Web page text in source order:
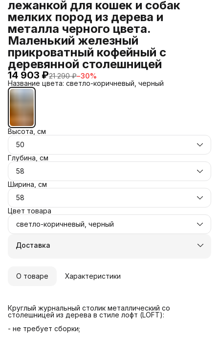
лежанкой для кошек и собак
мелких пород из дерева и
металла черного цвета.
Маленький железный
прикроватный кофейный с
деревянной столешницей
14 903 ₽21 290 ₽−30%
Название цвета: светло-коричневый, черный
Высота, см
50
Глубина, см
58
Ширина, см
58
Цвет товара
светло-коричневый, черный
Доставка
О товаре Характеристики
Круглый журнальный столик металлический со
столешницей из дерева в стиле лофт (LOFT):
- не требует сборки;